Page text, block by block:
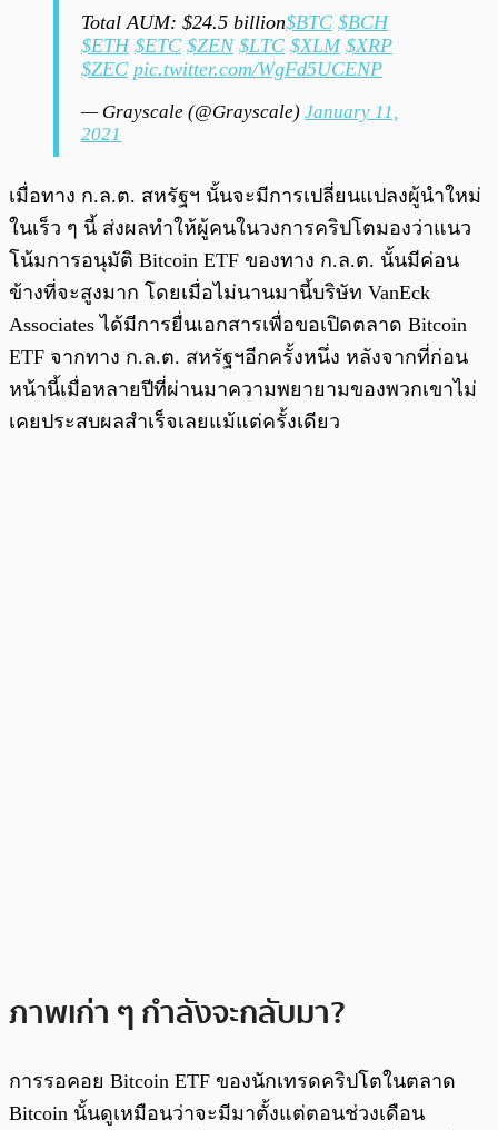
Total AUM: $24.5 billion$BTC $BCH
$ETH $ETC $ZEN $LTC $XLM $XRP
$ZEC pic.twitter.com/WgFd5UCENP
— Grayscale (@Grayscale) January 11,
2021
เมื่อทาง ก.ล.ต. สหรัฐฯ นั้นจะมีการเปลี่ยนแปลงผู้นำใหม่
ในเร็ว ๆ นี้ ส่งผลทำให้ผู้คนในวงการคริปโตมองว่าแนว
โน้มการอนุมัติ Bitcoin ETF ของทาง ก.ล.ต. นั้นมีค่อน
ข้างที่จะสูงมาก โดยเมื่อไม่นานมานี้บริษัท VanEck
Associates ได้มีการยื่นเอกสารเพื่อขอเปิดตลาด Bitcoin
ETF จากทาง ก.ล.ต. สหรัฐฯอีกครั้งหนึ่ง หลังจากที่ก่อน
หน้านี้เมื่อหลายปีที่ผ่านมาความพยายามของพวกเขาไม่
เคยประสบผลสำเร็จเลยแม้แต่ครั้งเดียว
ภาพเก่า ๆ กำลังจะกลับมา?
การรอคอย Bitcoin ETF ของนักเทรดคริปโตในตลาด
Bitcoin นั้นดูเหมือนว่าจะมีมาตั้งแต่ตอนช่วงเดือน